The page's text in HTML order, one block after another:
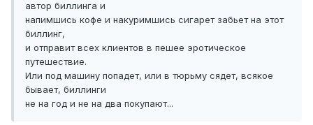
автор биллинга и
напимшись кофе и накуримшись сигарет забьет на этот
биллинг,
и отправит всех клиентов в пешее эротическое
путешествие.
Или под машину попадет, или в тюрьму сядет, всякое
бывает, биллинги
не на год и не на два покупают...